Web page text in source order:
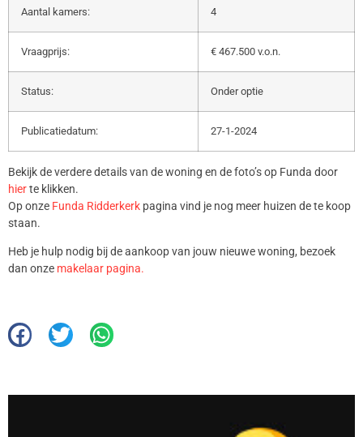
Aantal kamers: 4
Vraagprijs: € 467.500 v.o.n.
Status: Onder optie
Publicatiedatum: 27-1-2024
Bekijk de verdere details van de woning en de foto’s op Funda door
hierte klikken.
Op onze Funda Ridderkerk pagina vind je nog meer huizen de te koop
staan.
Heb je hulp nodig bij de aankoop van jouw nieuwe woning, bezoek
dan onze makelaar pagina.